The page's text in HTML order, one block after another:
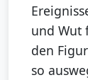
und Wut
den
so